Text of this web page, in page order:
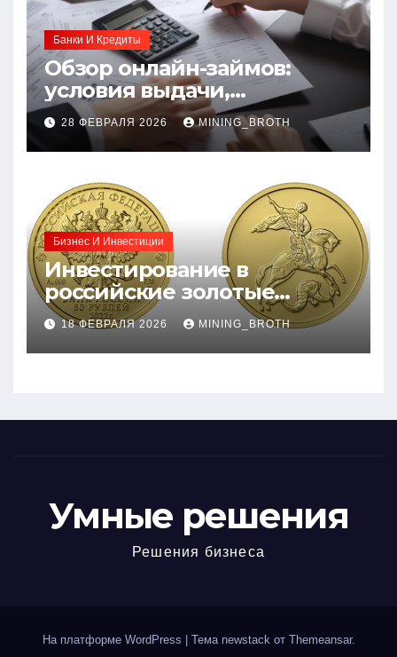
Банки И Кредиты
Обзор онлайн-займов:
условия выдачи,
процентные ставки и
требования к заемщикам
28 ФЕВРАЛЯ 2026 MINING_BROTH
Бизнес И Инвестиции
Инвестирование в
российские золотые
монеты: подробное
руководство
18 ФЕВРАЛЯ 2026 MINING_BROTH
Умные решения
Решения бизнеса
На платформе WordPress Тема newstack от Themeansar.